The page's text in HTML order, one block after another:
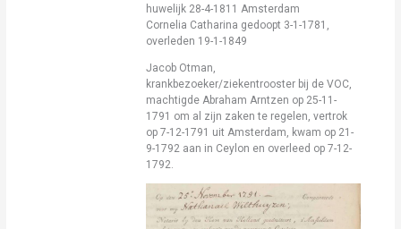
huwelijk 28-4-1811 Amsterdam
Cornelia Catharina gedoopt 3-1-1781,
overleden 19-1-1849
Jacob Otman,
krankbezoeker/ziekentrooster bij de VOC,
machtigde Abraham Arntzen op 25-11-
1791 om al zijn zaken te regelen, vertrok
op 7-12-1791 uit Amsterdam, kwam op 21-
9-1792 aan in Ceylon en overleed op 7-12-
1792.